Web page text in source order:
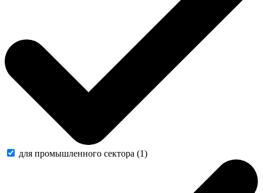
для промышленного сектора (1)